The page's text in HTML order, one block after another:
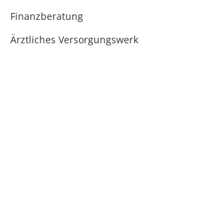
Finanzberatung
Ärztliches Versorgungswerk